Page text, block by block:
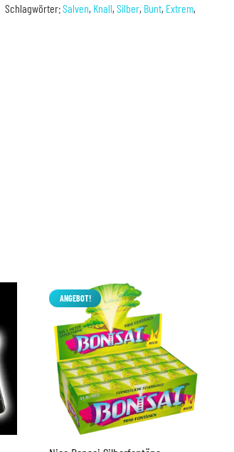
Schlagwörter:Salven, Knall,Silber, Bunt, Extrem,
ANGEBOT!